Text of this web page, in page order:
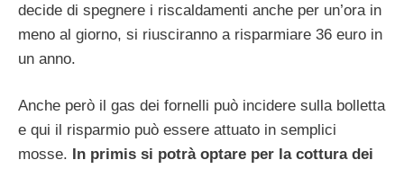
decide di spegnere i riscaldamenti anche per un’ora in
meno al giorno, si riusciranno a risparmiare 36 euro in
un anno.
Anche però il gas dei fornelli può incidere sulla bolletta
e qui il risparmio può essere attuato in semplici
mosse. In primis si potrà optare per la cottura dei